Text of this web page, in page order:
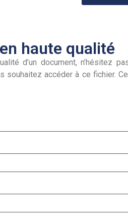
haute qualité
d’un document,
souhaitez accéder à ce fichier.